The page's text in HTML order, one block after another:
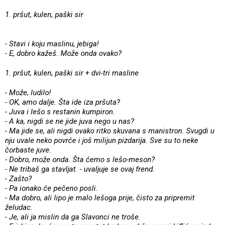
1. pršut, kulen, paški sir
- Stavi i koju maslinu, jebiga!
- E, dobro kažeš. Može onda ovako?
1. pršut, kulen, paški sir + dvi-tri masline
- Može, ludilo!
- OK, amo dalje. Šta ide iza pršuta?
- Juva i lešo s restanin kumpiron.
- A ka, nigdi se ne jide juva nego u nas?
- Ma jide se, ali nigdi ovako ritko skuvana s manistron. Svugdi u
nju uvale neko povrće i još milijun pizdarija. Sve su to neke
čorbaste juve.
- Dobro, može onda. Šta ćemo s lešo-meson?
- Ne tribaš ga stavljat. - uvaljuje se ovaj frend.
- Zašto?
- Pa ionako će pečeno posli.
- Ma dobro, ali lipo je malo lešoga prije, čisto za pripremit
želudac.
- Je, ali ja mislin da ga Slavonci ne troše.